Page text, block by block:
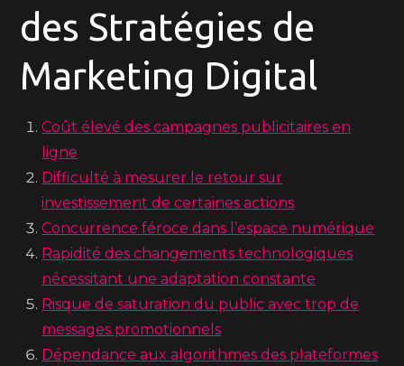
des Stratégies de
Marketing Digital
Coût élevé des campagnes publicitaires en
ligne
Difficulté à mesurer le retour sur
investissement de certaines actions
Concurrence féroce dans l’espace numérique
Rapidité des changements technologiques
nécessitant une adaptation constante
Risque de saturation du public avec trop de
messages promotionnels
Dépendance aux algorithmes des plateformes